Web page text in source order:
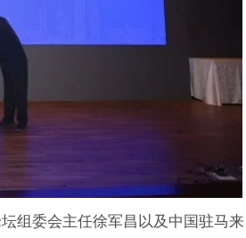
组委会主任徐军昌以及中国驻马来